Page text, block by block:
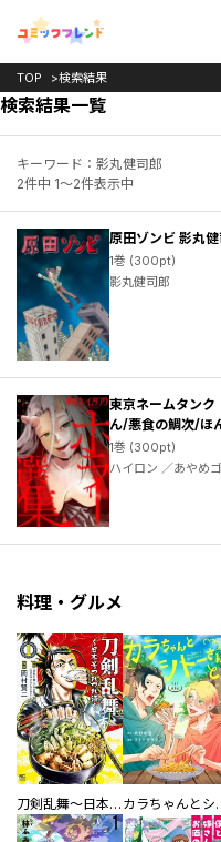
TOP 検索結果
検索結果一覧
キーワード：影丸健司郎
2件中 1～2件表示中
原田ゾンビ 影丸
1巻 (300pt)
影丸健司郎
東京ネームタン
ん/悪食の鯛次/ほ
菩薩丸）
1巻 (300pt)
ハイロン ／あやめゴン太 ／影丸健司郎 ／甲野知之 ／厳男子 ／架神
恭介
料理・グルメ
刀剣乱舞～日本号つれづれ酒～ カラちゃん